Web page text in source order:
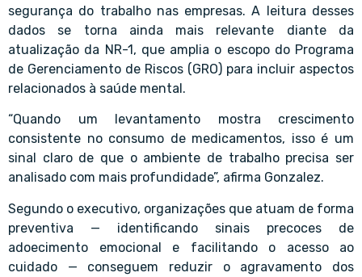
segurança do trabalho nas empresas. A leitura desses
dados se torna ainda mais relevante diante da
atualização da NR-1, que amplia o escopo do Programa
de Gerenciamento de Riscos (GRO) para incluir aspectos
relacionados à saúde mental.
“Quando um levantamento mostra crescimento
consistente no consumo de medicamentos, isso é um
sinal claro de que o ambiente de trabalho precisa ser
analisado com mais profundidade”, afirma Gonzalez.
Segundo o executivo, organizações que atuam de forma
preventiva — identificando sinais precoces de
adoecimento emocional e facilitando o acesso ao
cuidado — conseguem reduzir o agravamento dos